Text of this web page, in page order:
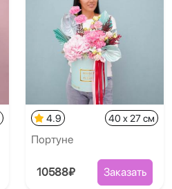
4.9 40 x 27 см
Портуне
10588₽ Заказать